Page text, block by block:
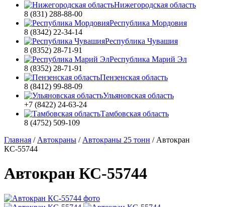
Нижегородская область
8 (831) 288-88-00
Республика Мордовия
8 (8342) 22-34-14
Республика Чувашия
8 (8352) 28-71-91
Республика Марий Эл
8 (8352) 28-71-91
Пензенская область
8 (8412) 99-88-09
Ульяновская область
+7 (8422) 24-63-24
Тамбовская область
8 (4752) 509-109
Главная / Автокраны / Автокраны 25 тонн / Автокран
КС-55744
Автокран КС-55744